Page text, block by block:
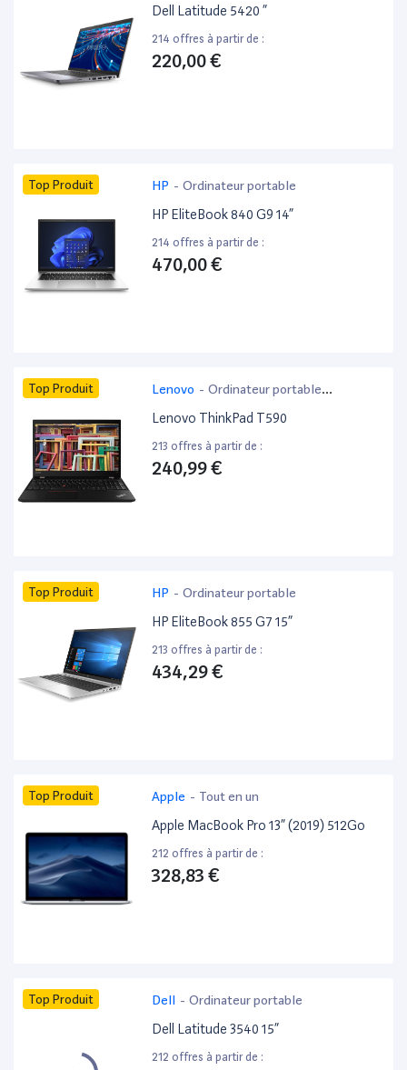
Dell Latitude 5420 ”
214 offres à partir de :
220,00 €
Top Produit HP - Ordinateur portable
HP EliteBook 840 G9 14”
214 offres à partir de :
470,00 €
Top Produit Lenovo - Ordinateur portable
bureautique
Lenovo ThinkPad T590
213 offres à partir de :
240,99 €
Top Produit HP - Ordinateur portable
HP EliteBook 855 G7 15”
213 offres à partir de :
434,29 €
Top Produit Apple - Tout en un
Apple MacBook Pro 13” (2019) 512Go
212 offres à partir de :
328,83 €
Top Produit Dell - Ordinateur portable
Dell Latitude 3540 15”
212 offres à partir de :